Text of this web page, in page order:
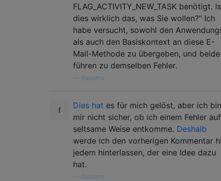
FLAG_ACTIVITY_NEW_TASK benötigt.
dies wirklich das, was Sie wollen?" Ich
habe versucht, sowohl den
als auch den Basiskontext an diese E-
Mail-Methode zu übergeben, und beide
führen zu demselben Fehler.
Ravemir
Dies hat es für mich gelöst, aber ich bin
mir nicht sicher, ob ich einem Fehler auf
seltsame Weise entkomme. Deshalb
werde ich den vorherigen Kommentar
jedem hinterlassen, der eine Idee dazu
hat.
Ravemir